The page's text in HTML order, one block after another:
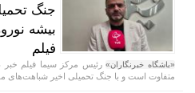
جنگ
فیلم
«باشگاه خبرنگاران»
متفاوت است و با جنگ تحمیلی اخیر شباهت‌های